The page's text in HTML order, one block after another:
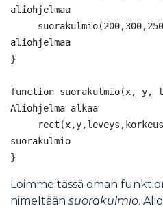
aliohjelmaa
aliohjelmaa
}
function suorakulmio(x, y,
Aliohjelma alkaa
suorakulmio
Loimme tässä oman
nimeltään suorakulmio.